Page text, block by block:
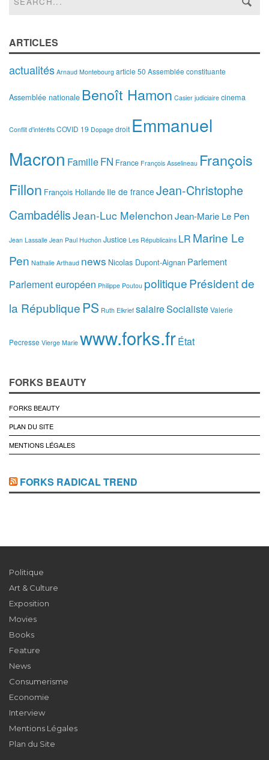
ARTICLES
actualités Arnaud Montebourg article 50 Assemblée constituante
Assemblée nationale Benoît Hamon Casier judiciaire cinema
Conflit d'intérêts COVID 19 Dopage droit Emmanuel
Macron FamilleFN France François Asselineau François
Fillon François Hollande Ile de france Jean-Christophe
CambadélisJean-Luc MelenchonJean-Marie Le Pen
Jean Lassalle Jean Paul Huchon Justice Les Républicains LR Marine Le
Pen Nathalie Arthaud news Nicolas Dupont-Aignan Parlement
Parlement européen Philippe Poutou politiquePrésident de
la République PS Ruth Elkrief salaireSocialisteValerie
Pecresse Vierge Marie www.forks.frÉtat
FORKS BEAUTY
FORKS BEAUTY
PLAN DU SITE
MENTIONS LÉGALES
FORKS RADICAL TREND
Politique
Art & Culture
Exposition
Movies
Books
Feature
News
Consumerisme
Economie
Interview
Mentions Légales
Plan du Site